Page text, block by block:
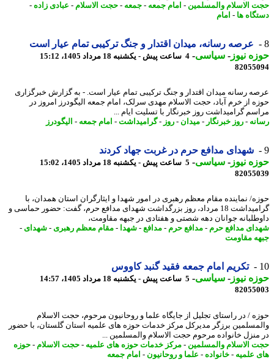
الاسلام والمسلمین-امام جمعه-جمعه-حجت الاسلام-عبادی زاده -
ها- امام
عرصه رسانه، میدان اقتدار و جنگ ترکیبی تمام عیار است
نیوز-سیاسی-4 ساعت پیش - یکشنبه 18 مرداد 1405، 15:12
رسانه میدان اقتدار و جنگ ترکیبی تمام عیار است. - به گزارش خبرگزاری
از خرم آباد، حجت الاسلام مهدی سرلک، امام جمعه الیگودرز امروز در
گرامیداشت روز خبرنگار با تسلیت ایام ...
-روز خبرنگار -میدان- روز- گرامیداشت -امام جمعه-الیگودرز
شهدای مدافع حرم در غربت جهاد کردند
نیوز-سیاسی-5 ساعت پیش - یکشنبه 18 مرداد 1405، 15:02
نماینده مقام معظم رهبری در امور شهدا و ایثارگران استان همدان، با
گرامیداشت 18 مرداد، روز بزرگداشت شهدای مدافع حرم، گفت: حضور حماسی و
جوانان دهه شصتی و هفتادی در جبهه مقاومت،
مدافع حرم -مدافع حرم -مدافع- شهدا-مقام معظم رهبری- شهدای-
مقاومت
تکریم امام جمعه فقید گنبد کاووس
نیوز-سیاسی-5 ساعت پیش - یکشنبه 18 مرداد 1405، 14:57
/ در راستای تجلیل از جایگاه علما و روحانیون مرحوم، حجت الاسلام
برزگر مدیرکل مرکز خدمات حوزه های علمیه استان گلستان، با حضور
خانواده مرحوم حجت الاسلام والمسلمین ...
الاسلام والمسلمین-مرکز خدمات حوزه های علمیه-حجت الاسلام-حوزه
علمیه-خانواده- علما و روحانیون-امام جمعه